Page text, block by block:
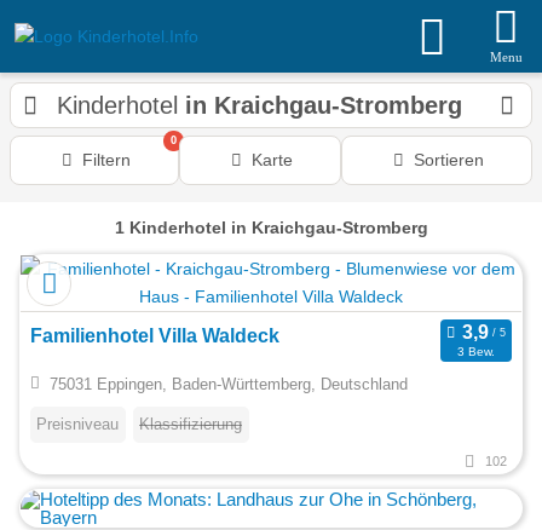
Menu
Kinderhotel in Kraichgau-Stromberg
Filtern
0
Karte Sortieren
1Kinderhotel in Kraichgau-Stromberg
Familienhotel Villa Waldeck
3 Bew.
75031 Eppingen, Baden-Württemberg, Deutschland
Preisniveau Klassifizierung
102